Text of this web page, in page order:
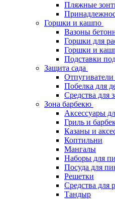
Пляжные
Горшки и кашпо
Вазоны
Горшки для
Горшки и
Подставки
Защита сада
Отпугиватели
Побелка для
Средства для
Зона барбекю
Аксессуары
Гриль и
Казаны и
Коптильни
Мангалы
Наборы для
Посуда для
Решетки
Средства для
Тандыр